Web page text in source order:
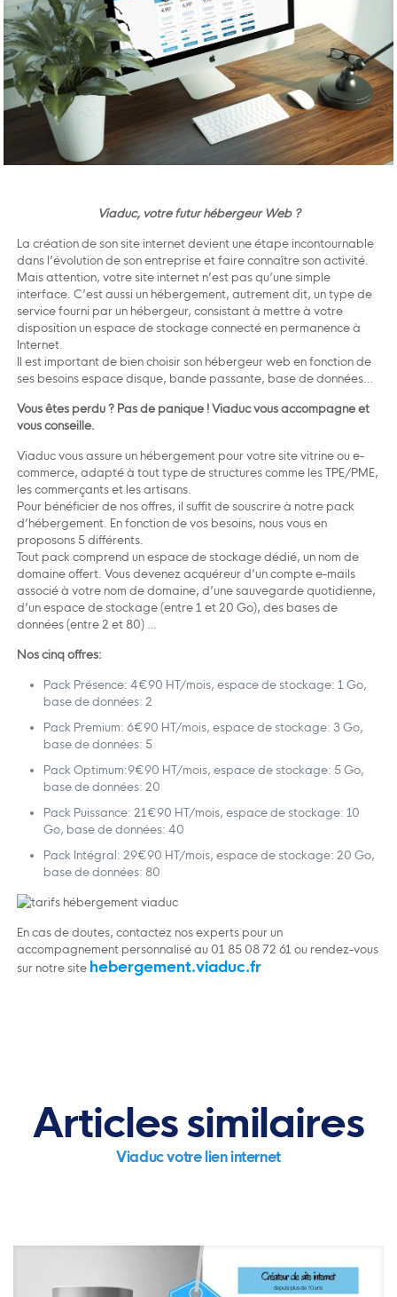
Viaduc, votre futur hébergeur Web ?
La création de son site internet devient une étape incontournable
dans l’évolution de son entreprise et faire connaître son activité.
Mais attention, votre site internet n’est pas qu’une simple
interface. C’est aussi un hébergement, autrement dit, un type de
service fourni par un hébergeur, consistant à mettre à votre
disposition un espace de stockage connecté en permanence à
Internet.
Il est important de bien choisir son hébergeur web en fonction de
ses besoins espace disque, bande passante, base de données…
Vous êtes perdu ? Pas de panique ! Viaduc vous accompagne et
vous conseille.
Viaduc vous assure un hébergement pour votre site vitrine ou e-
commerce, adapté à tout type de structures comme les TPE/PME,
les commerçants et les artisans.
Pour bénéficier de nos offres, il suffit de souscrire à notre pack
d’hébergement. En fonction de vos besoins, nous vous en
proposons 5 différents.
Tout pack comprend un espace de stockage dédié, un nom de
domaine offert. Vous devenez acquéreur d’un compte e-mails
associé à votre nom de domaine, d’une sauvegarde quotidienne,
d’un espace de stockage (entre 1 et 20 Go), des bases de
données (entre 2 et 80) …
Nos cinq offres:
Pack Présence: 4€90 HT/mois, espace de stockage: 1 Go,
base de données: 2
Pack Premium: 6€90 HT/mois, espace de stockage: 3 Go,
base de données: 5
Pack Optimum:9€90 HT/mois, espace de stockage: 5 Go,
base de données: 20
Pack Puissance: 21€90 HT/mois, espace de stockage: 10
Go, base de données: 40
Pack Intégral: 29€90 HT/mois, espace de stockage: 20 Go,
base de données: 80
En cas de doutes, contactez nos experts pour un
accompagnement personnalisé au 01 85 08 72 61 ou rendez-vous
sur notre site hebergement.viaduc.fr
Articles similaires
Viaduc votre lien internet